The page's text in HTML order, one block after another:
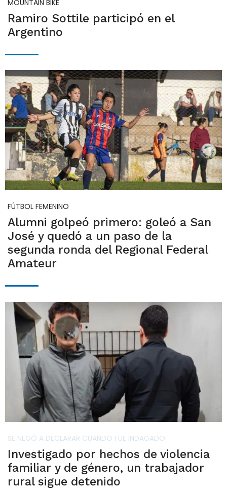
MOUNTAIN BIKE
Ramiro Sottile participó en el
Argentino
FÚTBOL FEMENINO
Alumni golpeó primero: goleó a San
José y quedó a un paso de la
segunda ronda del Regional Federal
Amateur
SE NEGÓ A DECLARAR CUANDO FUE INDAGADO
Investigado por hechos de violencia
familiar y de género, un trabajador
rural sigue detenido